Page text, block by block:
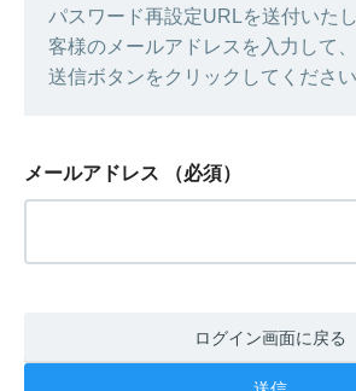
パスワード再設定URLを送付いた
客様のメールアドレスを入力して、
送信ボタンをクリックしてください
メールアドレス （必須）
ログイン画面に戻る